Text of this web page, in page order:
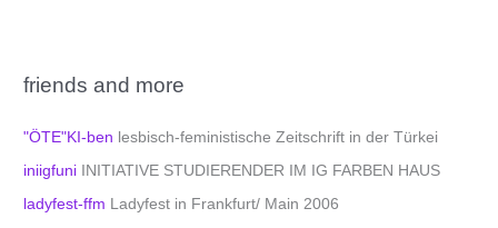
friends and more
"ÖTE"KI-ben lesbisch-feministische Zeitschrift in der Türkei
iniigfuni INITIATIVE STUDIERENDER IM IG FARBEN HAUS
ladyfest-ffm Ladyfest in Frankfurt/ Main 2006